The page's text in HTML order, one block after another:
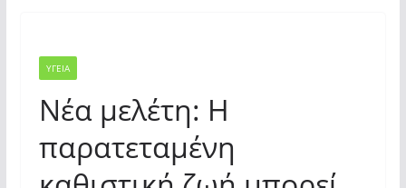
ΥΓΕΙΑ
Νέα μελέτη: Η
παρατεταμένη